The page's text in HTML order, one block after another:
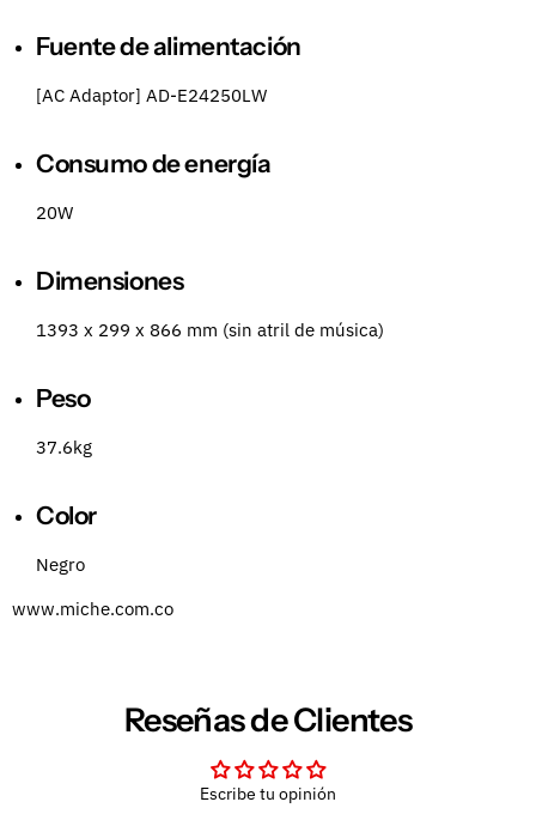
Fuente de alimentación
[AC Adaptor] AD-E24250LW
Consumo de energía
20W
Dimensiones
1393 x 299 x 866 mm (sin atril de música)
Peso
37.6kg
Color
Negro
www.miche.com.co
Reseñas de Clientes
Escribe tu opinión